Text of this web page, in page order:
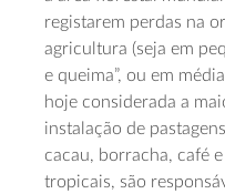
registarem perdas na
agricultura (seja em
e queima”, ou em
hoje considerada a
instalação de
cacau, borracha, café
tropicais, são